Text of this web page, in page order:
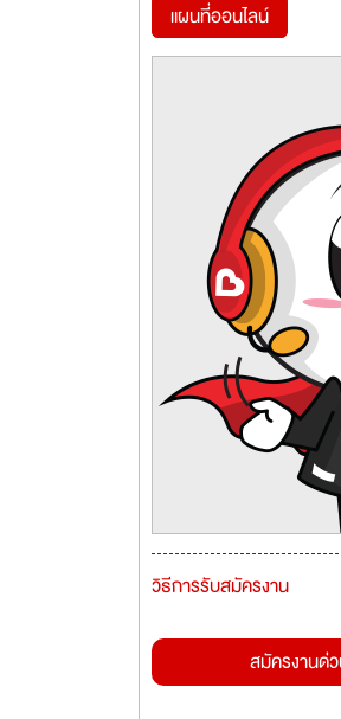
แผนที่ออนไลน์
วิธีการรับสมัครงาน
สมัครงานด่